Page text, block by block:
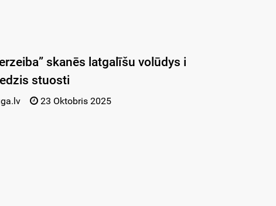
skanēs latgalīšu volūdys i
stuosti
23 Oktobris 2025